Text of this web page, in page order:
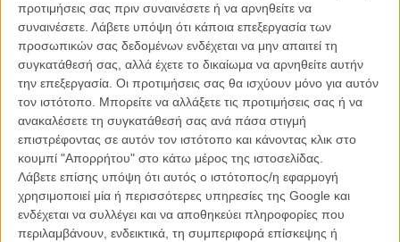
προτιμήσεις σας πριν συναινέσετε ή να αρνηθείτε να
συναινέσετε. Λάβετε υπόψη ότι κάποια επεξεργασία των
προσωπικών σας δεδομένων ενδέχεται να μην απαιτεί τη
συγκατάθεσή σας, αλλά έχετε το δικαίωμα να αρνηθείτε αυτήν
την επεξεργασία. Οι προτιμήσεις σας θα ισχύουν μόνο για αυτόν
τον ιστότοπο. Μπορείτε να αλλάξετε τις προτιμήσεις σας ή να
ανακαλέσετε τη συγκατάθεσή σας ανά πάσα στιγμή
επιστρέφοντας σε αυτόν τον ιστότοπο και κάνοντας κλικ στο
κουμπί "Απορρήτου" στο κάτω μέρος της ιστοσελίδας.
Λάβετε επίσης υπόψη ότι αυτός ο ιστότοπος/η εφαρμογή
χρησιμοποιεί μία ή περισσότερες υπηρεσίες της Google και
ενδέχεται να συλλέγει και να αποθηκεύει πληροφορίες που
περιλαμβάνουν, ενδεικτικά, τη συμπεριφορά επίσκεψης ή
Δύο ανύπαντρες έγκυες γεννούν την ίδια μέρα. Λίγους μήνες μετά
και με αφορμή μια τυχαία παρατήρηση για τα φυσιογνωμικά
χαρακτηριστικά του βρέφους, η μία από αυτές ανακαλύπτει ότι δεν
είναι η βιολογική μητέρα του μωρού με το οποίο έφυγε από τα
μαιευτήριο. Αναζητά την άλλη γυναίκα με το φόβο ότι έχει γίνει ένα
χοντρό λάθος. Στην πορεία προστίθενται μία τραγική απώλεια, ένας
λεσβιακός έρωτας, αλλεπάλληλα τεστ DNA, το συλλογικό τραύμα
του ισπανικού εμφυλίου πολέμου, οι νεκροί που ζητούν τη λύτρωση
μέσα από την ιστορική δικαίωση, οι ζωντανοί που ψάχνουν τις
απαντήσεις. Όλο αυτό θα μπορούσε να είναι μία κακόγουστη
σαπουνόπερα. Ή η νέα ταινία του Πέδρο Αλμοδόβαρ. Ευτυχώς για
όλους μας είναι το δεύτερο.